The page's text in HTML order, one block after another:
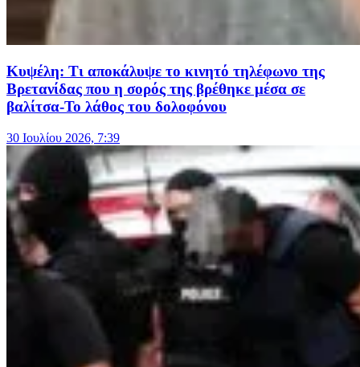
Κυψέλη: Τι αποκάλυψε το κινητό τηλέφωνο της
Βρετανίδας που η σορός της βρέθηκε μέσα σε
βαλίτσα-Το λάθος του δολοφόνου
30 Ιουλίου 2026, 7:39